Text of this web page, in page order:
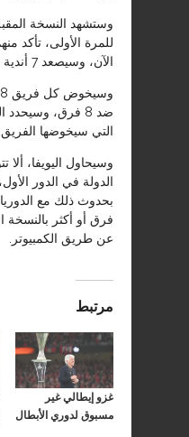
الآن، وسيصعد 7 أندية أخرى من التصفيات
ضد 8 فرق،
التي سيخوضها
وسيحاول اليويفا،
الدولة في الدور
فرق أو أكثر بالنسخة
عن طريق الكمبيوتر.
مرتبط
غزو إيطالي غير
مسبوق لدوري الأبطال